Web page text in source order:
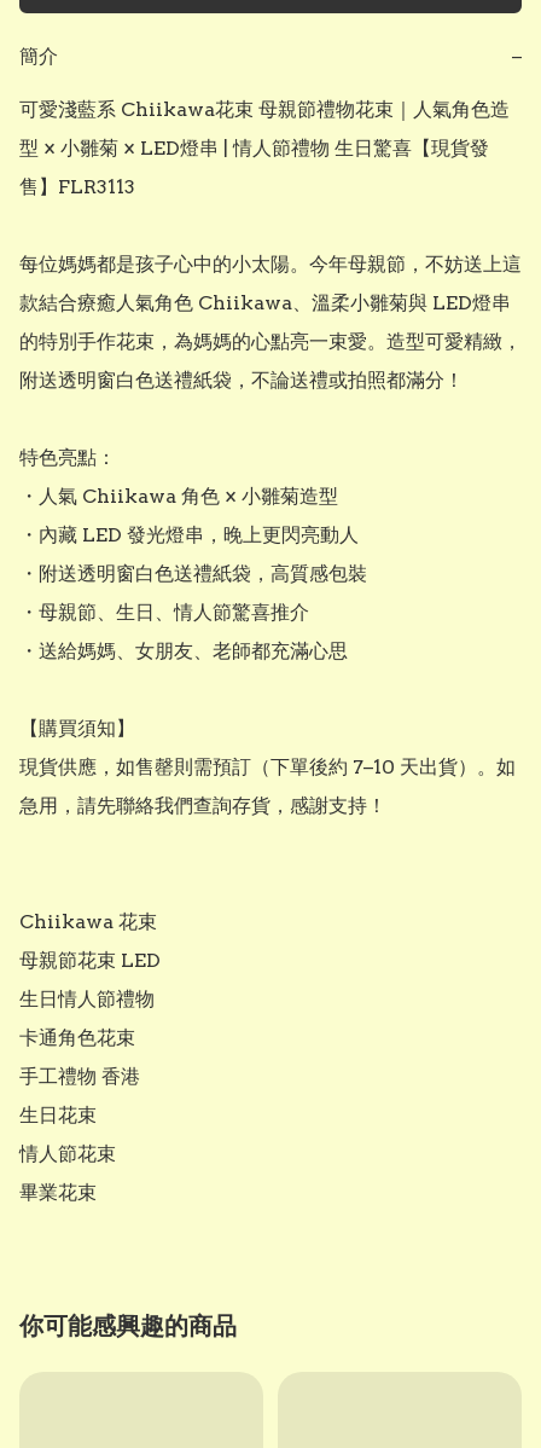
簡介 −
可愛淺藍系 Chiikawa花束 母親節禮物花束｜人氣角色造
型 × 小雛菊 × LED燈串 | 情人節禮物 生日驚喜【現貨發
售】FLR3113
每位媽媽都是孩子心中的小太陽。今年母親節，不妨送上這
款結合療癒人氣角色 Chiikawa、溫柔小雛菊與 LED燈串
的特別手作花束，為媽媽的心點亮一束愛。造型可愛精緻，
附送透明窗白色送禮紙袋，不論送禮或拍照都滿分！
特色亮點：
・人氣 Chiikawa 角色 × 小雛菊造型
・內藏 LED 發光燈串，晚上更閃亮動人
・附送透明窗白色送禮紙袋，高質感包裝
・母親節、生日、情人節驚喜推介
・送給媽媽、女朋友、老師都充滿心思
【購買須知】
現貨供應，如售罄則需預訂（下單後約 7–10 天出貨）。如
急用，請先聯絡我們查詢存貨，感謝支持！
Chiikawa 花束
母親節花束 LED
生日情人節禮物
卡通角色花束
手工禮物 香港
生日花束
情人節花束
畢業花束
你可能感興趣的商品